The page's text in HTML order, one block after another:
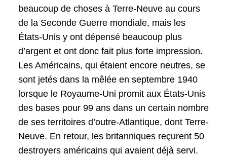
beaucoup de choses à Terre-Neuve au cours
de la Seconde Guerre mondiale, mais les
États-Unis y ont dépensé beaucoup plus
d’argent et ont donc fait plus forte impression.
Les Américains, qui étaient encore neutres, se
sont jetés dans la mêlée en septembre 1940
lorsque le Royaume-Uni promit aux États-Unis
des bases pour 99 ans dans un certain nombre
de ses territoires d’outre-Atlantique, dont Terre-
Neuve. En retour, les britanniques reçurent 50
destroyers américains qui avaient déjà servi.